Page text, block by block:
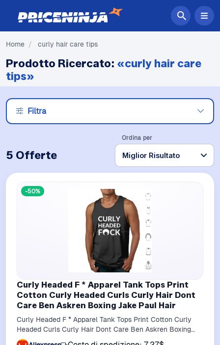
Home / curly hair care tips
Prodotto Ricercato: «curly hair care
tips»
Filtra
5 Offerte
Ordina per
-50%
Curly Headed F * Apparel Tank Tops Print
Cotton Curly Headed Curls Curly Hair Dont
Care Ben Askren Boxing Jake Paul Hair
Curly Headed F * Apparel Tank Tops Print Cotton Curly
Headed Curls Curly Hair Dont Care Ben Askren Boxing
Jake Paul Hair